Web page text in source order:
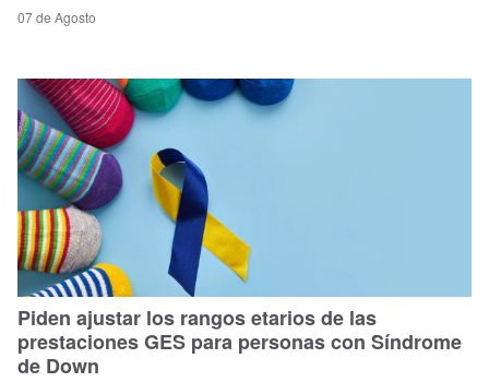
07 de Agosto
Piden ajustar los rangos etarios de las
prestaciones GES para personas con Síndrome
de Down